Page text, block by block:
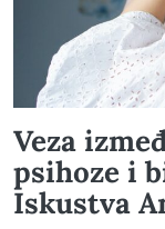
Veza
psihoze i
Iskustva